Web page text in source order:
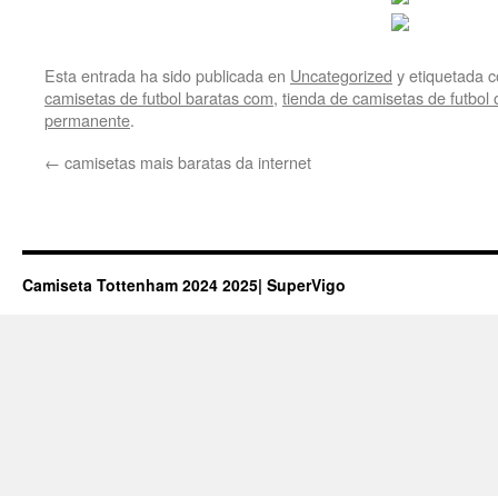
Esta entrada ha sido publicada en Uncategorized y etiquetada
camisetas de futbol baratas com, tienda de camisetas de futbol
permanente.
← camisetas mais baratas da internet
Camiseta Tottenham 2024 2025| SuperVigo